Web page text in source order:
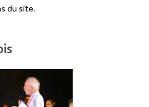
du site.